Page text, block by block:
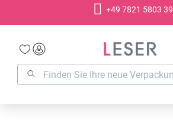
+49 7821 5803 39